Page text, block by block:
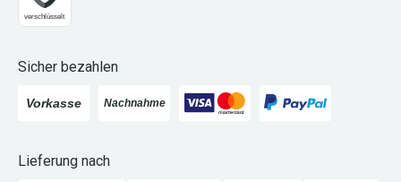
Sicher bezahlen
Lieferung nach